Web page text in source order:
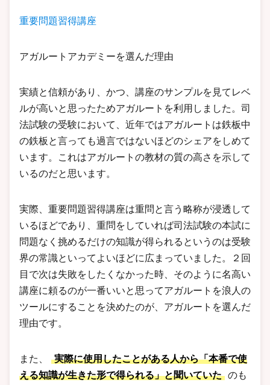
重要問題習得講座
アガルートアカデミーを選んだ理由
実績と信頼があり、かつ、講座のサンプルを見てレベ
ルが高いと思ったためアガルートを利用しました。司
法試験の受験において、近年ではアガルートは鉄板中
の鉄板と言っても過言ではないほどのシェアをしめて
います。これはアガルートの教材の質の高さを示して
いるのだと思います。
実際、重要問題習得講座は重問と言う略称が浸透して
いるほどであり、重問をしていれば司法試験の本試に
問題なく挑めるだけの知識が得られるというのは受験
界の常識といってよいほどに広まっていました。２回
目で次は失敗をしたくなかった時、そのように名高い
講座に頼るのが一番いいと思ってアガルートを浪人の
ツールにすることを決めたのが、アガルートを選んだ
理由です。
また、
実際に使用したことがある人から「本番で使
える知識が生きた形で得られる」と聞いていた のも